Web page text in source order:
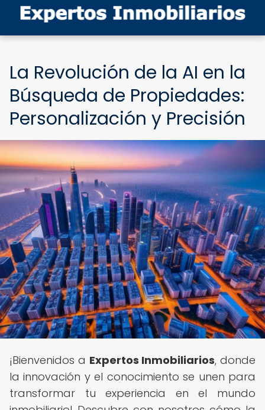
La Revolución de la AI en la
Búsqueda de Propiedades:
Personalización y Precisión
¡Bienvenidos a Expertos Inmobiliarios, donde
la innovación y el conocimiento se unen para
transformar tu experiencia en el mundo